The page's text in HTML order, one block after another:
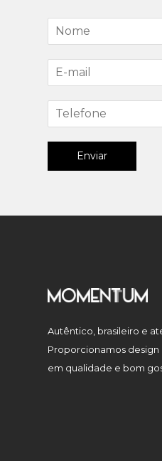
Enviar
Autêntico, brasileiro e
Proporcionamos
em qualidade e bom